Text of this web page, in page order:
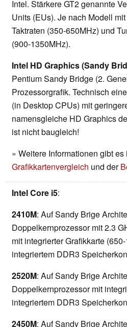
Intel. Stärkere GT2 genannte
Units (EUs). Je nach Modell
Taktraten (350-650MHz) und
(900-1350MHz).
Intel HD Graphics (Sandy
Pentium Sandy Bridge (2.
Prozessorgrafik. Technisch
(in Desktop CPUs) mit
namensgleiche HD Graphics
ist nicht baugleich!
» Weitere Informationen gibt
Grafikkartenvergleich und der
Intel Core i5:
2410M: Auf Sandy Brige
Doppelkernprozessor mit 2.3
mit integrierter Grafikkarte
integriertem DDR3
2520M: Auf Sandy Brige
Doppelkernprozessor mit
integriertem DDR3
2450M: Auf Sandy Brige